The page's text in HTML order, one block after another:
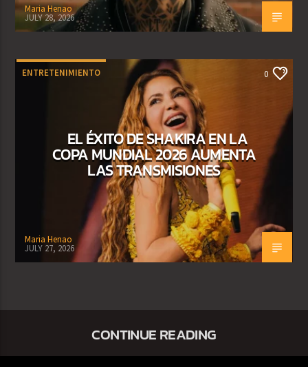
Maria Henao
JULY 28, 2026
ENTRETENIMIENTO 0
EL ÉXITO DE SHAKIRA EN LA
COPA MUNDIAL 2026 AUMENTA
LAS TRANSMISIONES
Maria Henao
JULY 27, 2026
CONTINUE READING